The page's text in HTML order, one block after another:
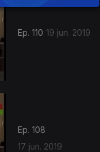
Ep. 110 19 jun. 2019
Ep. 108
17 jun. 2019